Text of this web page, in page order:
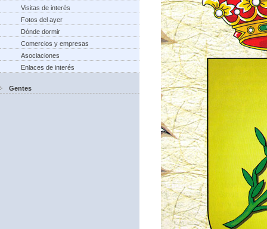
Visitas de interés
Fotos del ayer
Dónde dormir
Comercios y empresas
Asociaciones
Enlaces de interés
Gentes